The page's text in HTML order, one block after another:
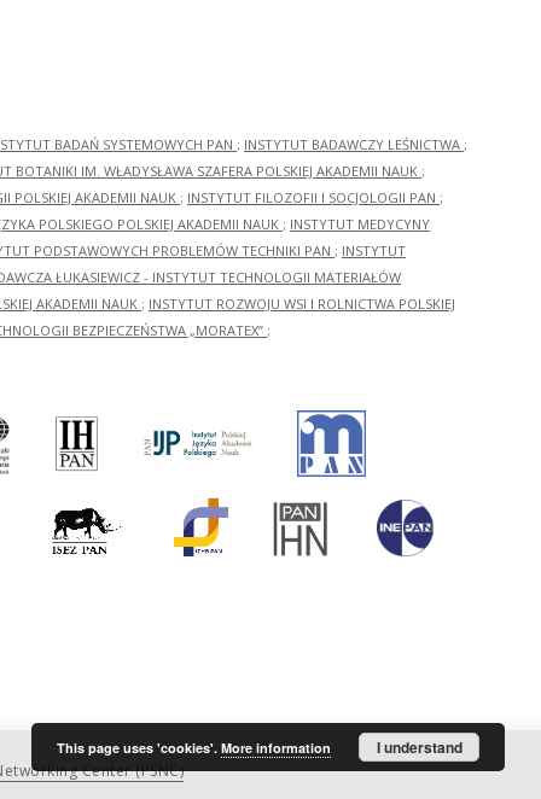
BADAŃ SYSTEMOWYCH PAN ; INSTYTUT BADAWCZY LEŚNICTWA ;
BOTANIKI IM. WŁADYSŁAWA SZAFERA POLSKIEJ AKADEMII NAUK ;
POLSKIEJ AKADEMII NAUK ; INSTYTUT FILOZOFII I SOCJOLOGII PAN ;
POLSKIEGO POLSKIEJ AKADEMII NAUK ; INSTYTUT MEDYCYNY
PODSTAWOWYCH PROBLEMÓW TECHNIKI PAN ; INSTYTUT
ŁUKASIEWICZ - INSTYTUT TECHNOLOGII MATERIAŁÓW
AKADEMII NAUK ; INSTYTUT ROZWOJU WSI I ROLNICTWA POLSKIEJ
BEZPIECZEŃSTWA „MORATEX” ;
Center (PSNC)
This page uses 'cookies'. More information I understand